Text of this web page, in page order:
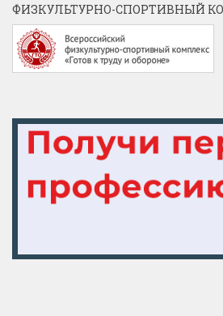
ФИЗКУЛЬТУРНО-СПОРТИВНЫЙ